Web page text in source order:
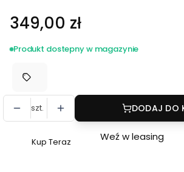
Cena
349,00 zł
Produkt dostepny w magazynie
szt. DODAJ DO
Szybki
Kup Teraz Weź w leasing